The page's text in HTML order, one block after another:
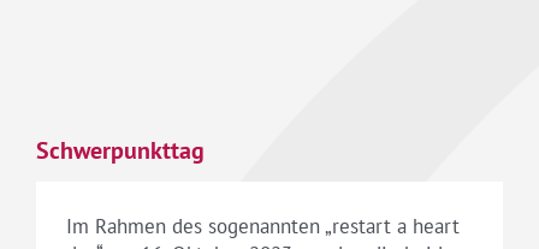
Schwerpunkttag
Im Rahmen des sogenannten „restart a heart